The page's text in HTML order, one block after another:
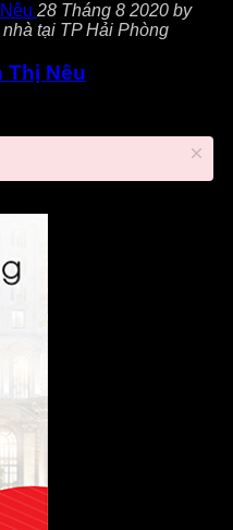
28 Tháng 8 2020 by
tại TP Hải Phòng
Thị Nêu